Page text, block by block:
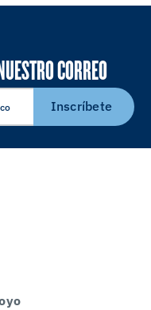
CORREO
Inscríbete